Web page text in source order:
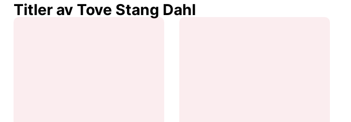
Titler av Tove Stang Dahl